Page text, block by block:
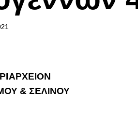
& ΣΕΛΙΝΟΥ